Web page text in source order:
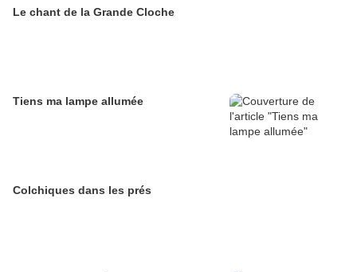
Le chant de la Grande Cloche
Tiens ma lampe allumée
Colchiques dans les prés